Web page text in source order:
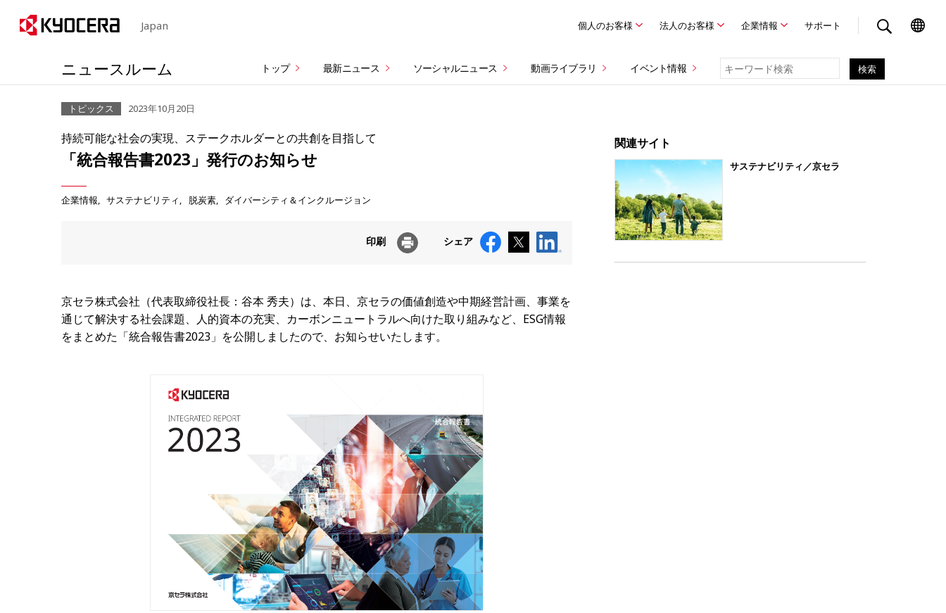
Japan 個人のお客様 法人のお客様 企業情報 サポート
ニュースルーム トップ 最新ニュース ソーシャルニュース 動画ライブラリ イベント情報
トピックス 2023年10月20日
持続可能な社会の実現、ステークホルダーとの共創を目指して
「統合報告書2023」発行のお知らせ
企業情報 サステナビリティ 脱炭素 ダイバーシティ＆インクルージョン
印刷 シェア
京セラ株式会社（代表取締役社長：谷本 秀夫）は、本日、京セラの価値創造や中期経営計画、事業を
通じて解決する社会課題、人的資本の充実、カーボンニュートラルへ向けた取り組みなど、 ESG情報
をまとめた「統合報告書2023 」を公開しましたので、お知らせいたします。
関連サイト
サステナビリティ／京セラ